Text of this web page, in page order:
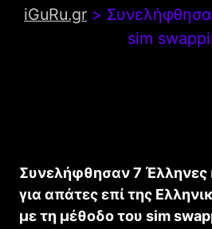
iGuRu.gr >
sim
Συνελήφθησαν 7 Έλληνες
για απάτες επί της
με τη μέθοδο του sim